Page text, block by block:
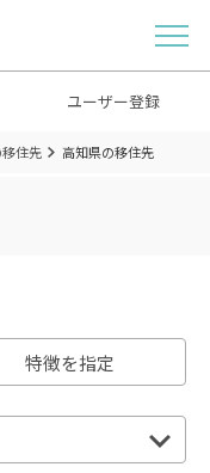
ユーザー登録
住先 高知県の移住先
特徴を指定